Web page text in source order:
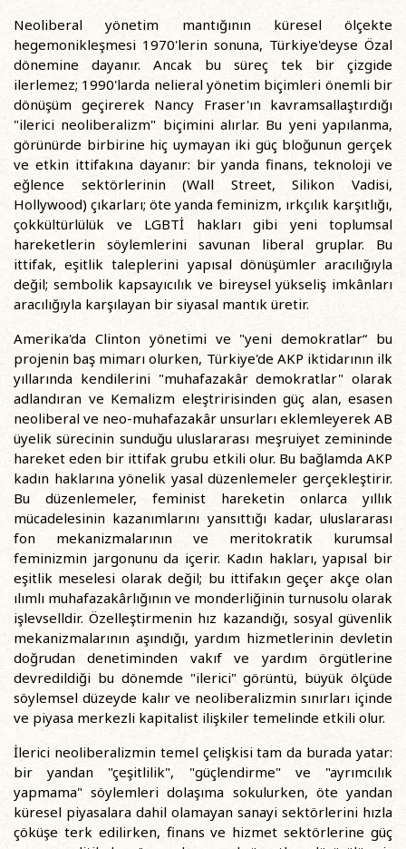
Neoliberal yönetim mantığının küresel ölçekte
hegemonikleşmesi 1970'lerin sonuna, Türkiye'deyse Özal
dönemine dayanır. Ancak bu süreç tek bir çizgide
ilerlemez; 1990'larda nelieral yönetim biçimleri önemli bir
dönüşüm geçirerek Nancy Fraser'ın kavramsallaştırdığı
"ilerici neoliberalizm" biçimini alırlar. Bu yeni yapılanma,
görünürde birbirine hiç uymayan iki güç bloğunun gerçek
ve etkin ittifakına dayanır: bir yanda finans, teknoloji ve
eğlence sektörlerinin (Wall Street, Silikon Vadisi,
Hollywood) çıkarları; öte yanda feminizm, ırkçılık karşıtlığı,
çokkültürlülük ve LGBTİ hakları gibi yeni toplumsal
hareketlerin söylemlerini savunan liberal gruplar. Bu
ittifak, eşitlik taleplerini yapısal dönüşümler aracılığıyla
değil; sembolik kapsayıcılık ve bireysel yükseliş imkânları
aracılığıyla karşılayan bir siyasal mantık üretir.
Amerika'da Clinton yönetimi ve "yeni demokratlar“ bu
projenin baş mimarı olurken, Türkiye'de AKP iktidarının ilk
yıllarında kendilerini "muhafazakâr demokratlar" olarak
adlandıran ve Kemalizm eleştririsinden güç alan, esasen
neoliberal ve neo-muhafazakâr unsurları eklemleyerek AB
üyelik sürecinin sunduğu uluslararası meşruiyet zemininde
hareket eden bir ittifak grubu etkili olur. Bu bağlamda AKP
kadın haklarına yönelik yasal düzenlemeler gerçekleştirir.
Bu düzenlemeler, feminist hareketin onlarca yıllık
mücadelesinin kazanımlarını yansıttığı kadar, uluslararası
fon mekanizmalarının ve meritokratik kurumsal
feminizmin jargonunu da içerir. Kadın hakları, yapısal bir
eşitlik meselesi olarak değil; bu ittifakın geçer akçe olan
ılımlı muhafazakârlığının ve monderliğinin turnusolu olarak
işlevselldir. Özelleştirmenin hız kazandığı, sosyal güvenlik
mekanizmalarının aşındığı, yardım hizmetlerinin devletin
doğrudan denetiminden vakıf ve yardım örgütlerine
devredildiği bu dönemde "ilerici" görüntü, büyük ölçüde
söylemsel düzeyde kalır ve neoliberalizmin sınırları içinde
ve piyasa merkezli kapitalist ilişkiler temelinde etkili olur.
İlerici neoliberalizmin temel çelişkisi tam da burada yatar:
bir yandan "çeşitlilik", "güçlendirme" ve "ayrımcılık
yapmama" söylemleri dolaşıma sokulurken, öte yandan
küresel piyasalara dahil olamayan sanayi sektörlerini hızla
çöküşe terk edilirken, finans ve hizmet sektörlerine güç